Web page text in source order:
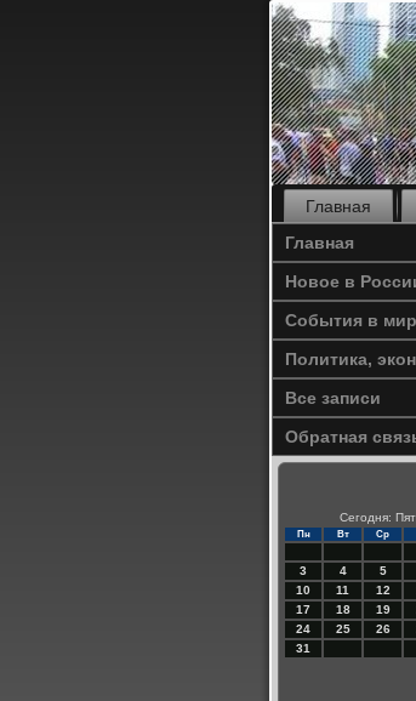
Главная
Главная
Новое в
События в
Политика,
Все записи
Обратная
Сегодня:
Пн Вт Ср
3
4 5
10
11 12
17
18 19
24
25 26
31